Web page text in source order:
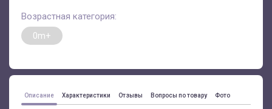
Возрастная категория:
0m+
Описание Характеристики Отзывы Вопросы по товару Фото